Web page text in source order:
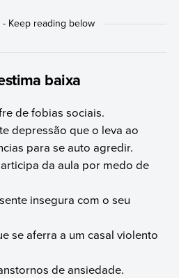
baixa
de fobias sociais.
depressão que o leva ao
para se auto agredir.
da aula por medo de
insegura com o seu
se aferra a um casal violento
de ansiedade.